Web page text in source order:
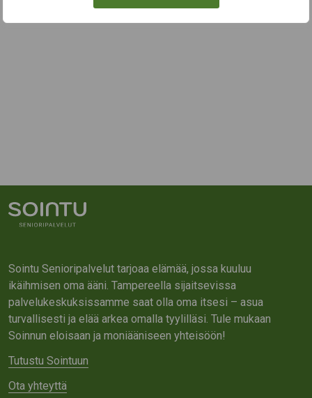
Sointu Senioripalvelut tarjoaa elämää, jossa kuuluu
ikäihmisen oma ääni. Tampereella sijaitsevissa
palvelukeskuksissamme saat olla oma itsesi – asua
turvallisesti ja elää arkea omalla tyylilläsi. Tule mukaan
Soinnun eloisaan ja moniääniseen yhteisöön!
Tutustu Sointuun
Ota yhteyttä